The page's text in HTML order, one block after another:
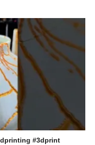
#3dprint